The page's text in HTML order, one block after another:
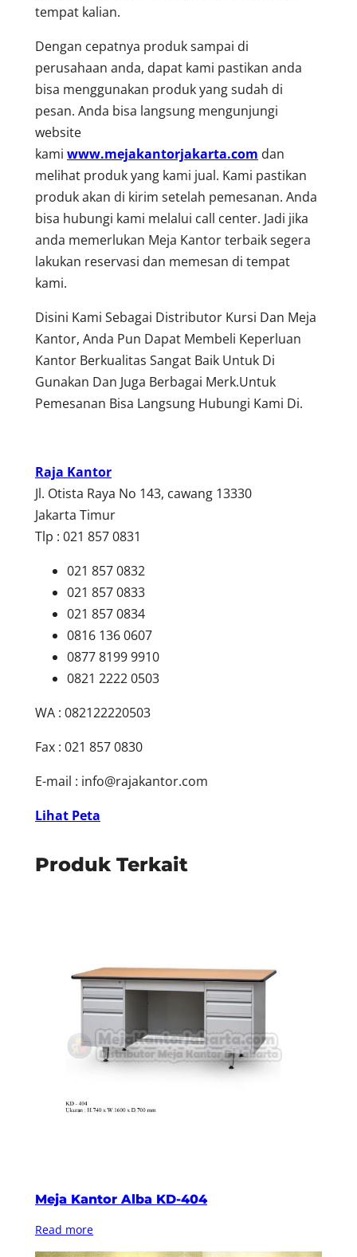
tempat kalian.
Dengan cepatnya produk sampai di
perusahaan anda, dapat kami pastikan anda
bisa menggunakan produk yang sudah di
pesan. Anda bisa langsung mengunjungi
website
kami www.mejakantorjakarta.com dan
melihat produk yang kami jual. Kami pastikan
produk akan di kirim setelah pemesanan. Anda
bisa hubungi kami melalui call center. Jadi jika
anda memerlukan Meja Kantor terbaik segera
lakukan reservasi dan memesan di tempat
kami.
Disini Kami Sebagai Distributor Kursi Dan Meja
Kantor, Anda Pun Dapat Membeli Keperluan
Kantor Berkualitas Sangat Baik Untuk Di
Gunakan Dan Juga Berbagai Merk.Untuk
Pemesanan Bisa Langsung Hubungi Kami Di.
Raja Kantor
Jl. Otista Raya No 143, cawang 13330
Jakarta Timur
Tlp : 021 857 0831
021 857 0832
021 857 0833
021 857 0834
0816 136 0607
0877 8199 9910
0821 2222 0503
WA : 082122220503
Fax : 021 857 0830
E-mail : info@rajakantor.com
Lihat Peta
Produk Terkait
Meja Kantor Alba KD-404
Read more